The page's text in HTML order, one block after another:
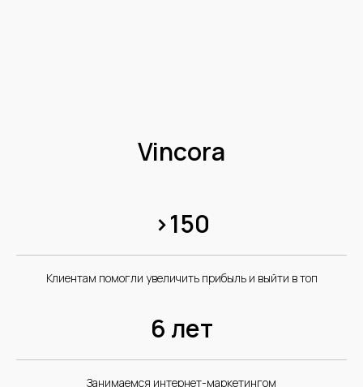
Vincora
>150
Клиентам помогли увеличить прибыль и выйти в топ
6 лет
Занимаемся интернет-маркетингом